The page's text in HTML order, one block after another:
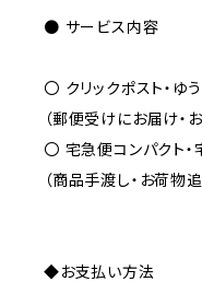
● サービス内容
〇 クリックポスト・ゆ
（郵便受けにお届け・
〇 宅急便コンパクト・
（商品手渡し・お荷物
◆お支払い方法